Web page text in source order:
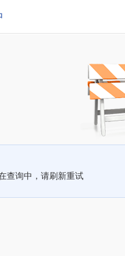
查询中，请刷新重试